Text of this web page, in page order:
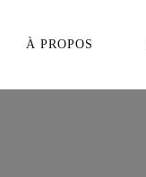
À PROPOS